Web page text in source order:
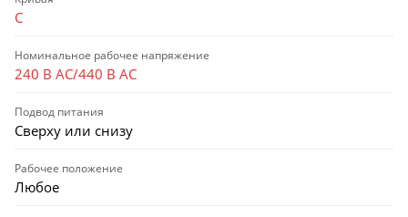
C
Номинальное рабочее напряжение
240 В AC/440 В AC
Подвод питания
Сверху или снизу
Рабочее положение
Любое